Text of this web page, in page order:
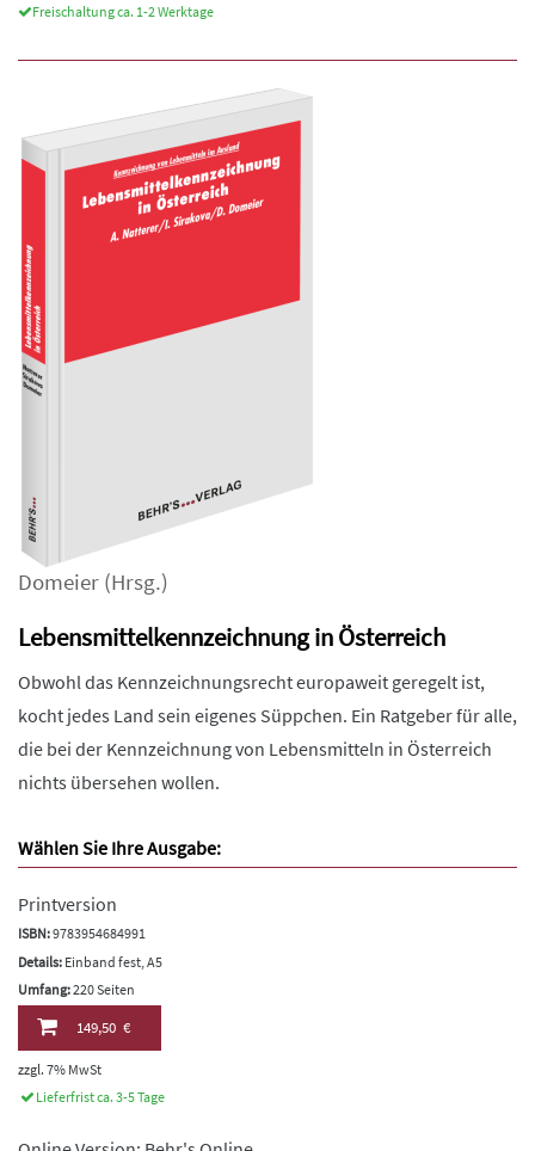
Freischaltung ca. 1-2 Werktage
Domeier (Hrsg.)
Lebensmittelkennzeichnung in Österreich
Obwohl das Kennzeichnungsrecht europaweit geregelt ist,
kocht jedes Land sein eigenes Süppchen. Ein Ratgeber für alle,
die bei der Kennzeichnung von Lebensmitteln in Österreich
nichts übersehen wollen.
Wählen Sie Ihre Ausgabe:
Printversion
ISBN:9783954684991
Details: Einband fest, A5
Umfang:220 Seiten
149,50 €
zzgl. 7% MwSt
Lieferfrist ca. 3-5 Tage